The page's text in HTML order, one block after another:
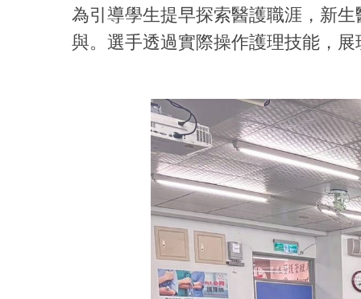
為引導學生提早探索醫護職涯，新
與。選手透過實際操作護理技能，